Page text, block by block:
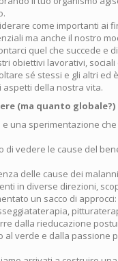
come importanti ai
ma anche il nostro
quel che succede e
obiettivi lavorativi,
sé stessi e gli altri ed
della nostra vita.
(ma quanto globale?)
una sperimentazione
di vedere le cause del
delle cause dei
in diverse direzioni,
un sacco di
dalla rieducazione
al verde e dalla passione